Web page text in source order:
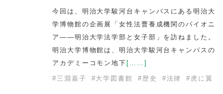
今回は、明治大学駿河台キャンパスにある明治大
学博物館の企画展「女性法曹養成機関のパイオニ
ア――明治大学法学部と女子部」を訪ねました。
明治大学博物館は、明治大学駿河台キャンパスの
アカデミーコモン地下 [……]
# 三淵嘉子 #大学図書館 # 歴史 #法律 # 虎に翼